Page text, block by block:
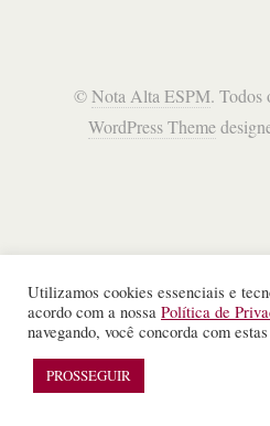
©Nota Alta ESPM. Todos
WordPress Theme
Utilizamos cookies essenciais e
acordo com a nossa Política de
navegando, você concorda com
PROSSEGUIR